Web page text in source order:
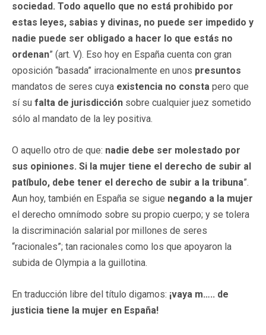
sociedad. Todo aquello que no está prohibido por
estas leyes, sabias y divinas, no puede ser impedido y
nadie puede ser obligado a hacer lo que estás no
ordenan” (art. V). Eso hoy en España cuenta con gran
oposición “basada” irracionalmente en unos presuntos
mandatos de seres cuya existencia no consta pero que
sí su falta de jurisdicción sobre cualquier juez sometido
sólo al mandato de la ley positiva.
O aquello otro de que: nadie debe ser molestado por
sus opiniones. Si la mujer tiene el derecho de subir al
patíbulo, debe tener el derecho de subir a la tribuna”.
Aun hoy, también en España se sigue negando a la mujer
el derecho omnímodo sobre su propio cuerpo; y se tolera
la discriminación salarial por millones de seres
“racionales”; tan racionales como los que apoyaron la
subida de Olympia a la guillotina.
En traducción libre del título digamos: ¡vaya m….. de
justicia tiene la mujer en España!